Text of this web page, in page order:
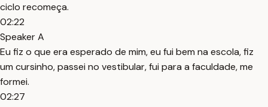
ciclo recomeça.
02:22
Speaker A
Eu fiz o que era esperado de mim, eu fui bem na escola, fiz
um cursinho, passei no vestibular, fui para a faculdade, me
formei.
02:27